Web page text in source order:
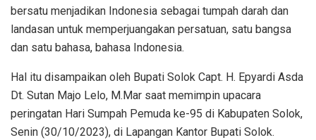
bersatu menjadikan Indonesia sebagai tumpah darah dan
landasan untuk memperjuangakan persatuan, satu bangsa
dan satu bahasa, bahasa Indonesia.
Hal itu disampaikan oleh Bupati Solok Capt. H. Epyardi Asda
Dt. Sutan Majo Lelo, M.Mar saat memimpin upacara
peringatan Hari Sumpah Pemuda ke-95 di Kabupaten Solok,
Senin (30/10/2023), di Lapangan Kantor Bupati Solok.